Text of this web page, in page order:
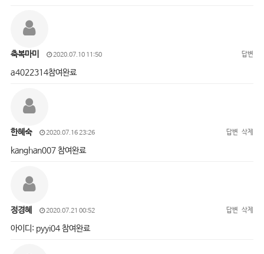
축복마미 2020.07.10 11:50 답변
a4022314참여완료
한혜숙 2020.07.16 23:26 답변 삭제
kanghan007 참여완료
정경혜 2020.07.21 00:52 답변 삭제
아이디: pyyi04 참여완료